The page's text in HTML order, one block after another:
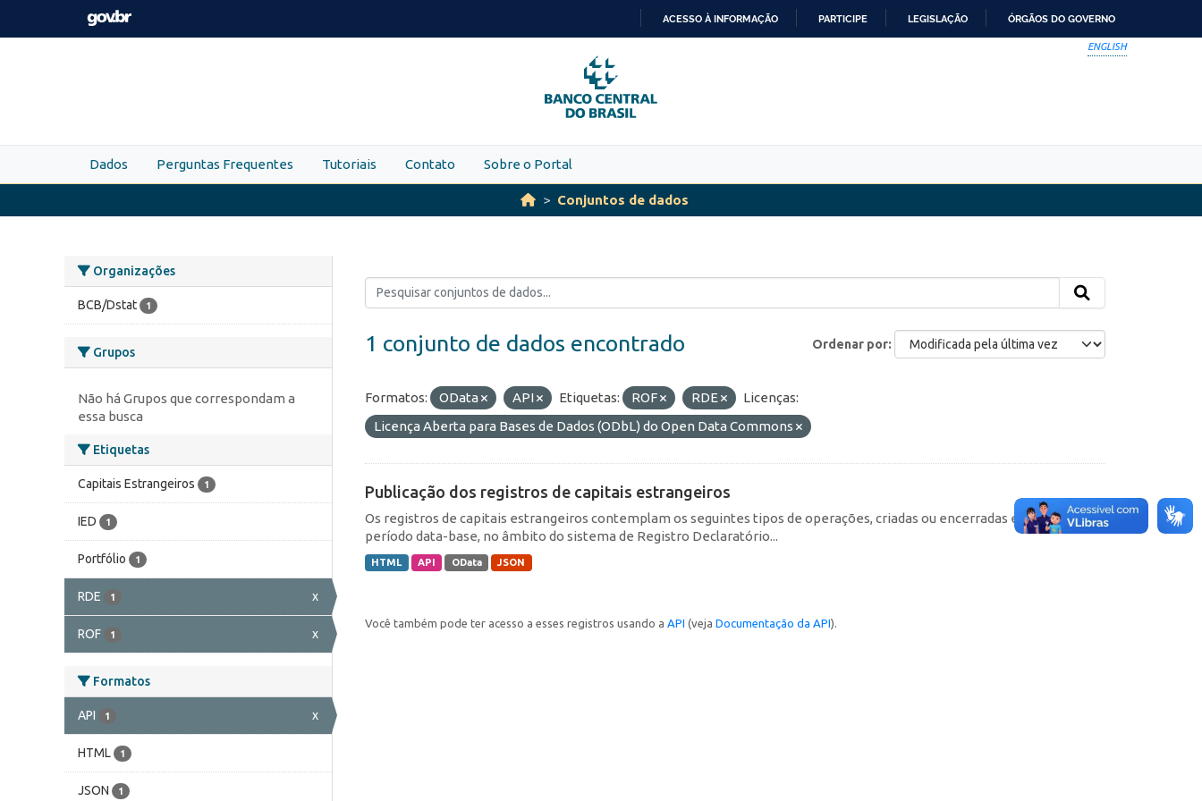
Skip to main content
PARA
O
CONTEÚDO
ACESSO À INFORMAÇÃO PARTICIPE LEGISLAÇÃO ÓRGÃOS DO GOVERNO
ENGLISH
Dados Perguntas Frequentes Tutoriais Contato Sobre o Portal
Conjuntos de dados
Organizações
BCB/Dstat 1
Grupos
Não há Grupos que correspondam a
essa busca
Etiquetas
Capitais Estrangeiros 1
IED 1
Portfólio 1
RDE 1 x
ROF 1 x
Formatos
API 1 x
HTML 1
JSON 1
Ordenar por
1 conjunto de dados encontrado
Formatos: OData API Etiquetas: ROF RDE
Licenças:
Licença Aberta para Bases de Dados (ODbL) do Open Data Commons
Publicação dos registros de capitais estrangeiros
Os registros de capitais estrangeiros contemplam os seguintes tipos de operações, criadas ou encerradas em cada
período data-base, no âmbito do sistema de Registro Declaratório...
HTML API OData JSON
Você também pode ter acesso a esses registros usando a API (veja Documentação da API).